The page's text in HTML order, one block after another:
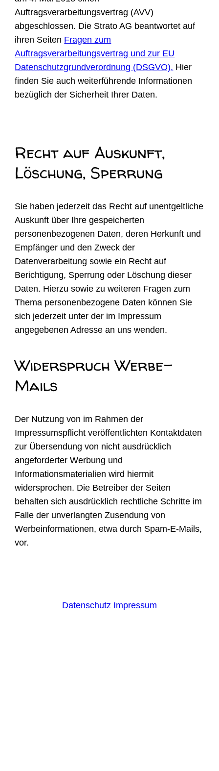
Auftragsverarbeitungsvertrag (AVV)
abgeschlossen. Die Strato AG beantwortet auf
ihren Seiten Fragen zum
Auftragsverarbeitungsvertrag und zur EU
Datenschutzgrundverordnung (DSGVO). Hier
finden Sie auch weiterführende Informationen
bezüglich der Sicherheit Ihrer Daten.
Recht auf Auskunft,
Löschung, Sperrung
Sie haben jederzeit das Recht auf unentgeltliche
Auskunft über Ihre gespeicherten
personenbezogenen Daten, deren Herkunft und
Empfänger und den Zweck der
Datenverarbeitung sowie ein Recht auf
Berichtigung, Sperrung oder Löschung dieser
Daten. Hierzu sowie zu weiteren Fragen zum
Thema personenbezogene Daten können Sie
sich jederzeit unter der im Impressum
angegebenen Adresse an uns wenden.
Widerspruch Werbe-
Mails
Der Nutzung von im Rahmen der
Impressumspflicht veröffentlichten Kontaktdaten
zur Übersendung von nicht ausdrücklich
angeforderter Werbung und
Informationsmaterialien wird hiermit
widersprochen. Die Betreiber der Seiten
behalten sich ausdrücklich rechtliche Schritte im
Falle der unverlangten Zusendung von
Werbeinformationen, etwa durch Spam-E-Mails,
vor.
Datenschutz Impressum